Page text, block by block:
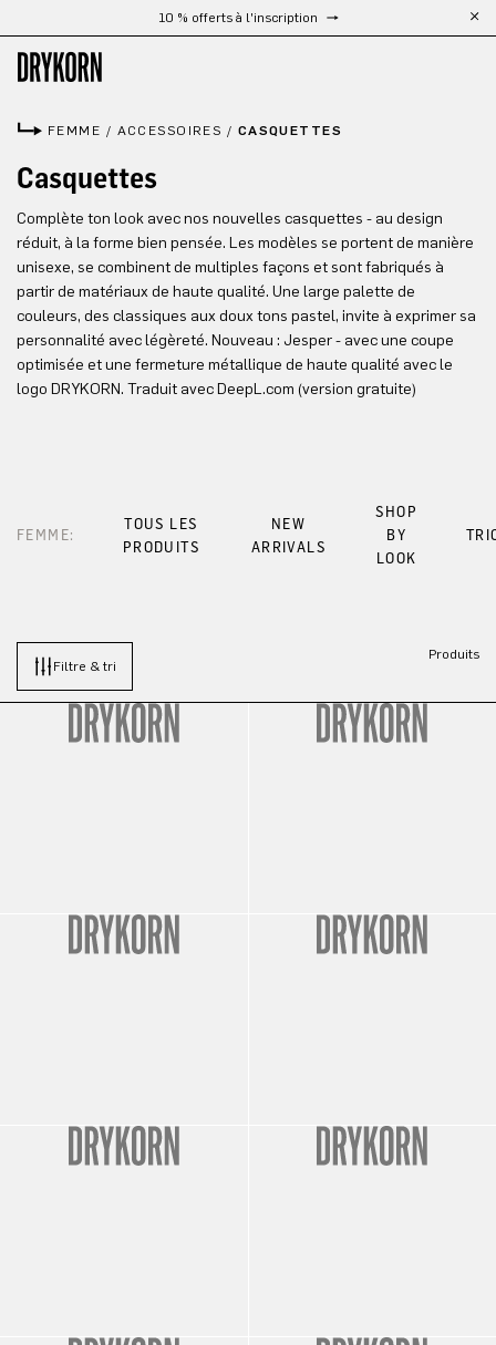
Passer au contenu principal10 % offerts à l'inscription
FEMME / ACCESSOIRES / CASQUETTES
Casquettes
Complète ton look avec nos nouvelles casquettes - au design
réduit, à la forme bien pensée. Les modèles se portent de manière
unisexe, se combinent de multiples façons et sont fabriqués à
partir de matériaux de haute qualité. Une large palette de
couleurs, des classiques aux doux tons pastel, invite à exprimer sa
personnalité avec légèreté. Nouveau : Jesper - avec une coupe
optimisée et une fermeture métallique de haute qualité avec le
logo DRYKORN. Traduit avec DeepL.com (version gratuite)
FEMME:
TOUS LES
PRODUITS
NEW
ARRIVALS
SHOP
BY
LOOK
Filtre & tri
Produits